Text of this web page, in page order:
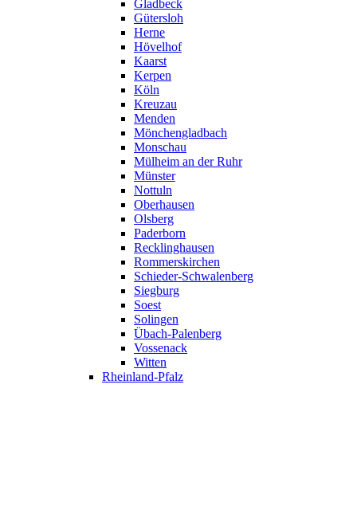
Gladbeck
Gütersloh
Herne
Hövelhof
Kaarst
Kerpen
Köln
Kreuzau
Menden
Mönchengladbach
Monschau
Mülheim an der Ruhr
Münster
Nottuln
Oberhausen
Olsberg
Paderborn
Recklinghausen
Rommerskirchen
Schieder-Schwalenberg
Siegburg
Soest
Solingen
Übach-Palenberg
Vossenack
Witten
Rheinland-Pfalz